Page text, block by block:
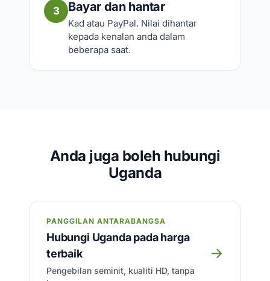
3 Bayar dan hantar
Kad atau PayPal. Nilai dihantar
kepada kenalan anda dalam
beberapa saat.
Anda juga boleh hubungi
Uganda
PANGGILAN ANTARABANGSA
Hubungi Uganda pada harga
terbaik
Pengebilan seminit, kualiti HD, tanpa
→